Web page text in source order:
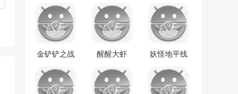
金铲铲之战 醒醒大虾 妖怪地平线